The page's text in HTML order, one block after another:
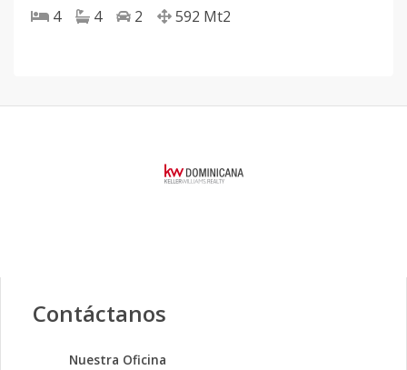
4 4 2 592 Mt2
Contáctanos
Nuestra Oficina